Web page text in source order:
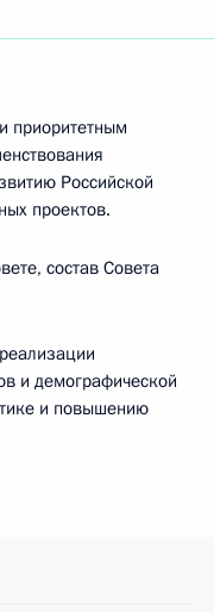
приоритетным
Российской
проектов.
состав Совета
и демографической
и повышению